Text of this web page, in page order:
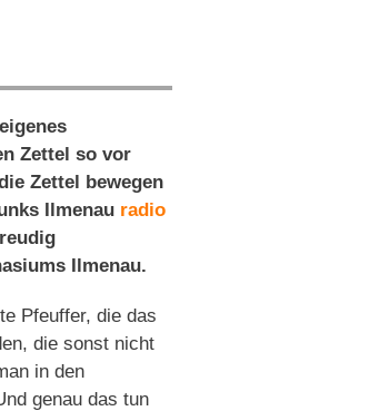
Zettel so vor
Zettel bewegen
Ilmenau radio
Ilmenau.
Pfeuffer, die das
die sonst nicht
in den
genau das tun